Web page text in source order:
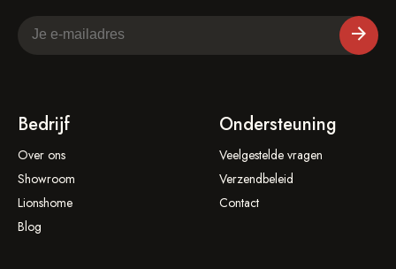
Bedrijf
Over ons
Showroom
Lionshome
Blog
Ondersteuning
Veelgestelde vragen
Verzendbeleid
Contact